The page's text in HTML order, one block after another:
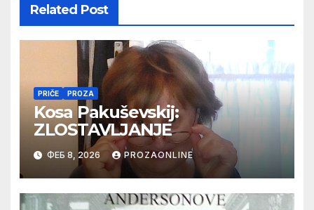
Related Post
PRIČE PROZA
Kosa Pakuševskij:
ZLOSTAVLJANJE
ФЕБ 8, 2026 PROZAONLINE